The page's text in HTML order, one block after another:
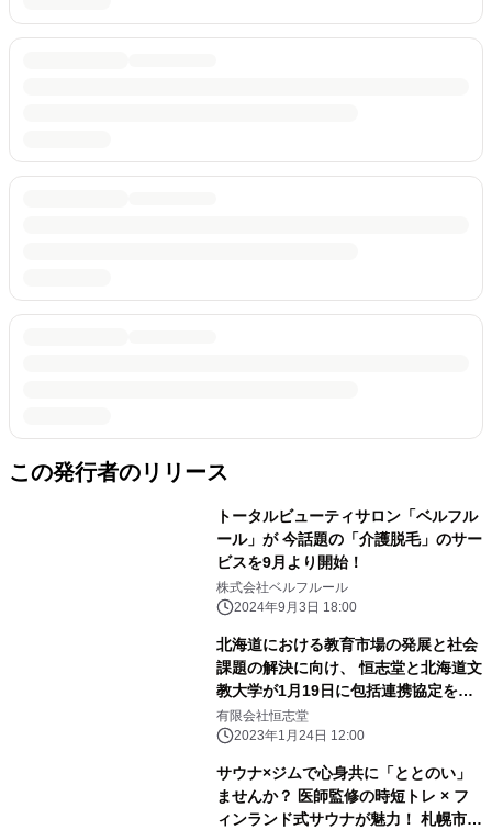
この発行者のリリース
トータルビューティサロン「ベルフル
ール」が 今話題の「介護脱毛」のサー
ビスを9月より開始！
株式会社ベルフルール
2024年9月3日 18:00
北海道における教育市場の発展と社会
課題の解決に向け、 恒志堂と北海道文
教大学が1月19日に包括連携協定を締
結
有限会社恒志堂
2023年1月24日 12:00
サウナ×ジムで心身共に「ととのい」
ませんか？ 医師監修の時短トレ × フ
ィンランド式サウナが魅力！ 札幌市の